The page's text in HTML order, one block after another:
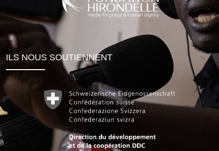
ILS NOUS SOUTIENNENT